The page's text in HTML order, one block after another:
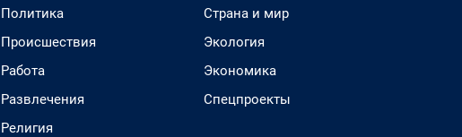
Политика
Происшествия
Работа
Развлечения
Религия
Страна и мир
Экология
Экономика
Спецпроекты